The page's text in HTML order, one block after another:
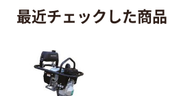
最近チェックした商品